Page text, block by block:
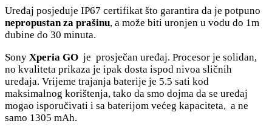
Uređaj posjeduje IP67 certifikat što garantira da je potpuno
nepropustan za prašinu, a može biti uronjen u vodu do 1m
dubine do 30 minuta.
Sony Xperia GO je prosječan uređaj. Procesor je solidan,
no kvaliteta prikaza je ipak dosta ispod nivoa sličnih
uređaja. Vrijeme trajanja baterije je 5.5 sati kod
maksimalnog korištenja, tako da smo dojma da se uređaj
mogao isporučivati i sa baterijom većeg kapaciteta, a ne
samo 1305 mAh.